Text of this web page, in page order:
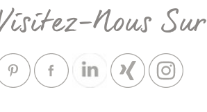
Nous Sur